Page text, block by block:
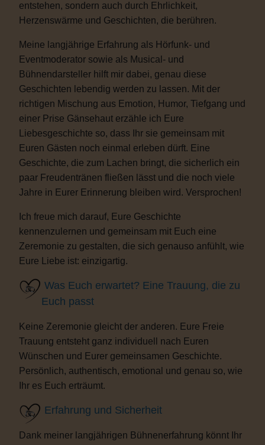
entstehen, sondern auch durch Ehrlichkeit,
Herzenswärme und Geschichten, die berühren.
Meine langjährige Erfahrung als Hörfunk- und
Eventmoderator sowie als Musical- und
Bühnendarsteller hilft mir dabei, genau diese
Geschichten lebendig werden zu lassen. Mit der
richtigen Mischung aus Emotion, Humor, Tiefgang und
einer Prise Gänsehaut erzähle ich Eure
Liebesgeschichte so, dass Ihr sie gemeinsam mit
Euren Gästen noch einmal erleben dürft. Eine
Geschichte, die zum Lachen bringt, die sicherlich ein
paar Freudentränen fließen lässt und die noch viele
Jahre in Eurer Erinnerung bleiben wird. Versprochen!
Ich freue mich darauf, Eure Geschichte
kennenzulernen und gemeinsam mit Euch eine
Zeremonie zu gestalten, die sich genauso anfühlt, wie
Eure Liebe ist: einzigartig.
Was Euch erwartet? Eine Trauung, die zu
Euch passt
Keine Zeremonie gleicht der anderen. Eure Freie
Trauung entsteht ganz individuell nach Euren
Wünschen und Eurer gemeinsamen Geschichte.
Persönlich, authentisch, emotional und genau so, wie
Ihr es Euch erträumt.
Erfahrung und Sicherheit
Dank meiner langjährigen Bühnenerfahrung könnt Ihr